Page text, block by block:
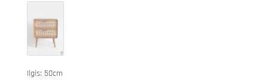
Ilgis: 50cm